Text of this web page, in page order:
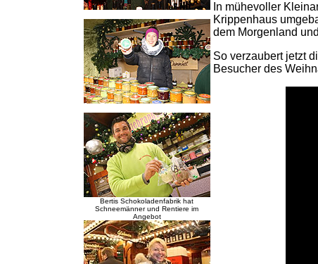
Bertis Schokoladenfabrik hat
Schneemänner und Rentiere im
Angebot
In mühevoller
Krippenhaus
dem Morgenland
So verzaubert jetzt
Besucher des